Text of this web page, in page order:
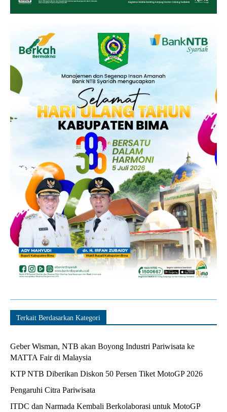
Terkait Berdasarkan Kategori
Geber Wisman, NTB akan Boyong Industri Pariwisata ke
MATTA Fair di Malaysia
KTP NTB Diberikan Diskon 50 Persen Tiket MotoGP 2026
Pengaruhi Citra Pariwisata
ITDC dan Narmada Kembali Berkolaborasi untuk MotoGP